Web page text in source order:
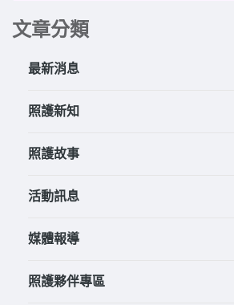
文章分類
最新消息
照護新知
照護故事
活動訊息
媒體報導
照護夥伴專區